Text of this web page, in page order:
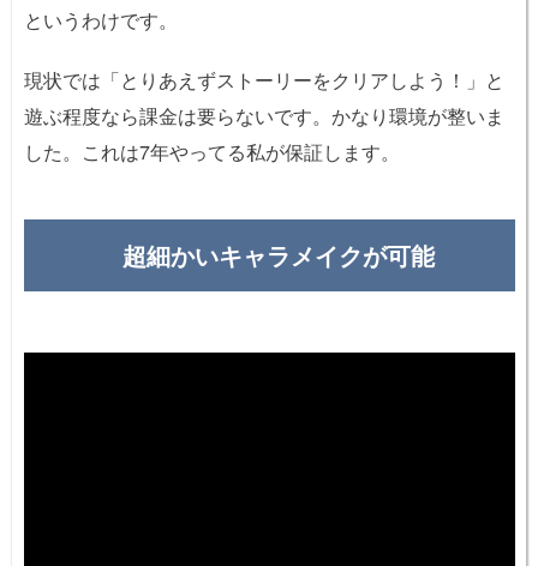
というわけです。
現状では「とりあえずストーリーをクリアしよう！」と
遊ぶ程度なら課金は要らないです。かなり環境が整いま
した。これは7年やってる私が保証します。
超細かいキャラメイクが可能